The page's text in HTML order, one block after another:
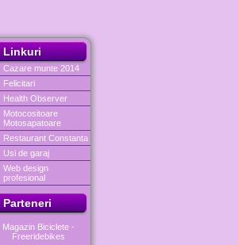
Linkuri
Cazare munte 2014
Felicitari
Health Observer
Motocositoare
Motosapatoare
Restaurant Constanta
Usi de garaj
Web design
profesional
Parteneri
Magazin Biciclete -
Freeridebikes